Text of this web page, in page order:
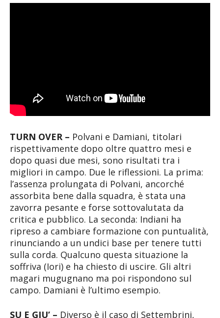
TURN OVER – Polvani e Damiani, titolari
rispettivamente dopo oltre quattro mesi e
dopo quasi due mesi, sono risultati tra i
migliori in campo. Due le riflessioni. La prima:
l’assenza prolungata di Polvani, ancorché
assorbita bene dalla squadra, è stata una
zavorra pesante e forse sottovalutata da
critica e pubblico. La seconda: Indiani ha
ripreso a cambiare formazione con puntualità,
rinunciando a un undici base per tenere tutti
sulla corda. Qualcuno questa situazione la
soffriva (Iori) e ha chiesto di uscire. Gli altri
magari mugugnano ma poi rispondono sul
campo. Damiani è l’ultimo esempio.
SU E GIU’ – Diverso è il caso di Settembrini,